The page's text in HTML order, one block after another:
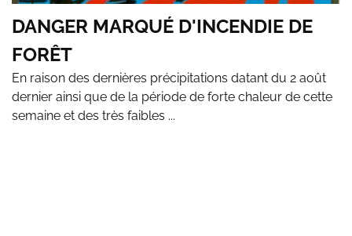
DANGER MARQUÉ D'INCENDIE DE
FORÊT
En raison des dernières précipitations datant du 2 août
dernier ainsi que de la période de forte chaleur de cette
semaine et des très faibles ...